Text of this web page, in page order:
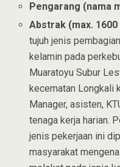
Pengarang (nama
Abstrak (max.
tujuh jenis
kelamin pada
Muaratoyu Subur
kecematan Longkali
Manager, asisten,
tenaga kerja harian.
jenis pekerjaan ini
masyarakat